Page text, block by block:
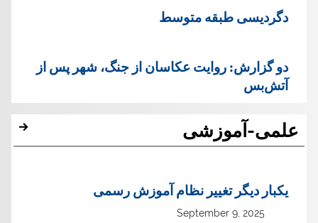
دگردیسی طبقه متوسط
دو گزارش: روایت عکاسان از جنگ، شهر پس از
آتش‌بس
علمی-آموزشی
یک‏بار دیگر تغییر نظام آموزش رسمی
September 9, 2025